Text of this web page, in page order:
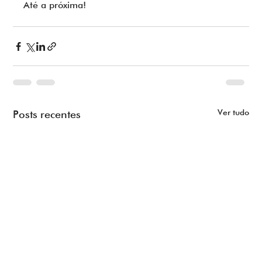
Até a próxima!
Posts recentes Ver tudo